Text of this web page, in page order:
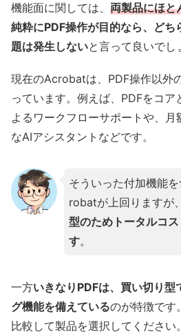
機能面に関しては、 両製品にほと
純粋にPDF操作が目的なら、どち
題は発生しないと言って良いでし
現在のAcrobatは、PDF操作以外
っています。例えば、PDFをコ
よるワークフローサポートや、
なAIアシスタントなどです。
そういった付加機能
robatが上回りますが、
型のためトータルコ
す。
一方いきなりPDFは、買い切り型
グ機能を備えているのが特徴です
比較して製品を選択してください。